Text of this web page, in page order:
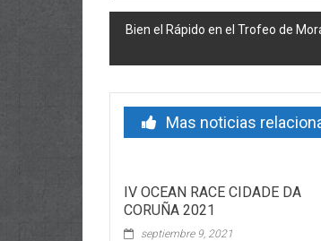
Bien el Rápido en el Trofeo de
Mas noticias
IV OCEAN RACE CIDADE DA
CORUÑA 2021
septiembre 9, 2021